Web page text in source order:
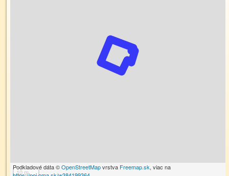
10 m
Podkladové dáta ©OpenStreetMapvrstva Freemap.sk, viac na